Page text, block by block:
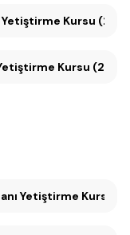
Yetiştirme Kursu (2)
Yetiştirme Kursu (2)
Yetiştirme Kursu